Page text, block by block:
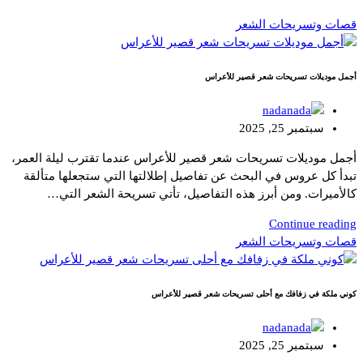
قصات وتسريحات الشعر
أجمل موديلات تسريحات شعر قصير للأعراس
nada
سبتمبر 25, 2025
أجمل موديلات تسريحات شعر قصير للأعراس عندما تقترب ليلة العمر،
تبدأ كل عروس في البحث عن تفاصيل إطلالتها التي ستجعلها متألقة
كالأميرات. ومن أبرز هذه التفاصيل، تأتي تسريحة الشعر التي…
Continue reading
قصات وتسريحات الشعر
كوني ملكة في زفافك مع أحلى تسريحات شعر قصير للأعراس
nada
سبتمبر 25, 2025